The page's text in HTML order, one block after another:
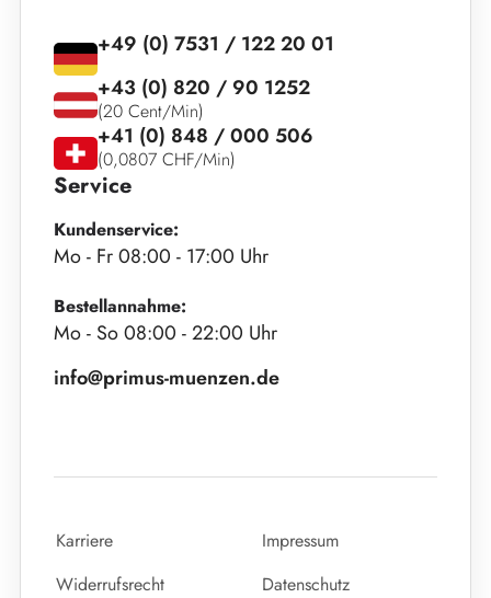
Service
Kundenservice:
Mo - Fr 08:00 - 17:00 Uhr
Bestellannahme:
Mo - So 08:00 - 22:00 Uhr
info@primus-muenzen.de
+49 (0) 7531 / 122 20 01
+43 (0) 820 / 90 1252
(20 Cent/Min)
+41 (0) 848 / 000 506
(0,0807 CHF/Min)
Karriere
Impressum
Widerrufsrecht
Datenschutz